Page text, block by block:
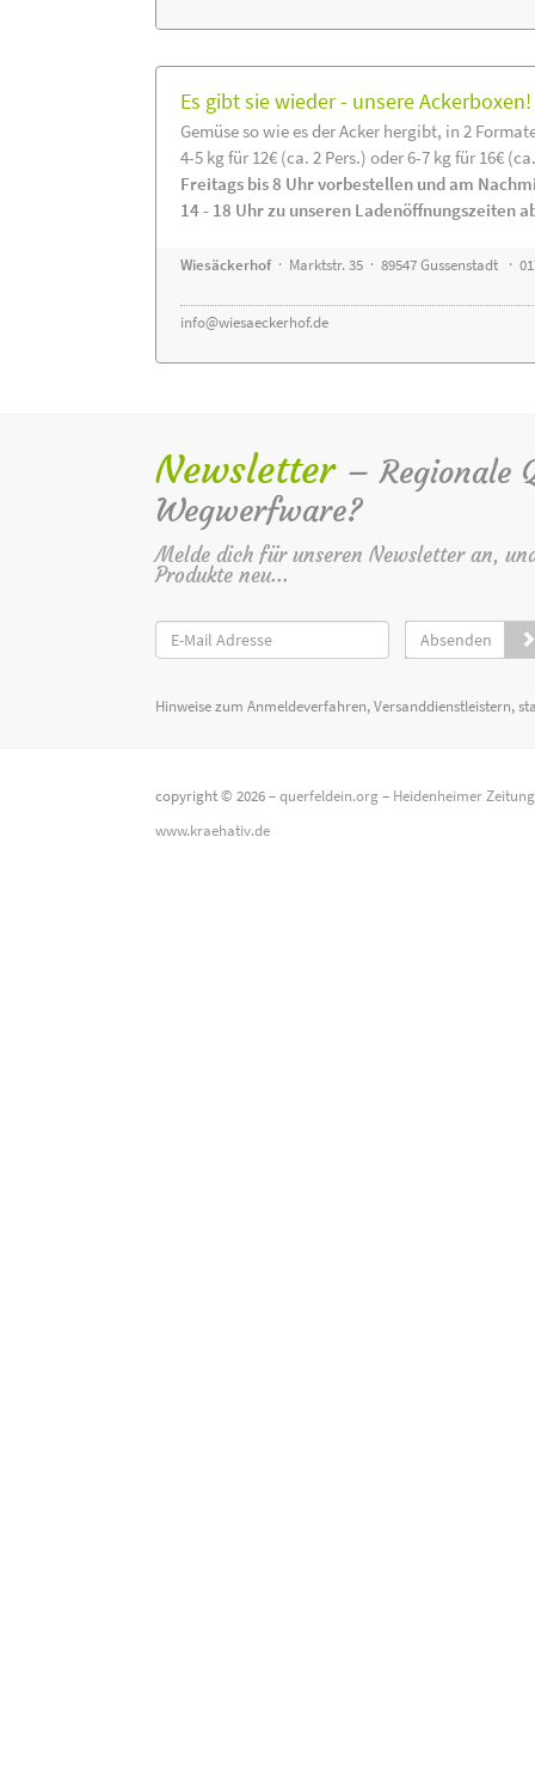
Es gibt sie wieder - unsere Ackerboxen!
Gemüse so wie es der Acker hergibt, in 2
4-5 kg für 12€ (ca. 2 Pers.) oder 6-7 kg für 16€
Freitags bis 8 Uhr vorbestellen und am
14 - 18 Uhr zu unseren Ladenöffnungszeiten
Wiesäckerhof· Marktstr. 35 · 89547 Gussenstadt ·
info@wiesaeckerhof.de
Newsletter – Regionale
Wegwerfware?
Melde dich für unseren Newsletter an,
Produkte neu...
Absenden
Hinweise zum Anmeldeverfahren, Versanddienstleistern,
copyright © 2026 –querfeldein.org– Heidenheimer
www.kraehativ.de